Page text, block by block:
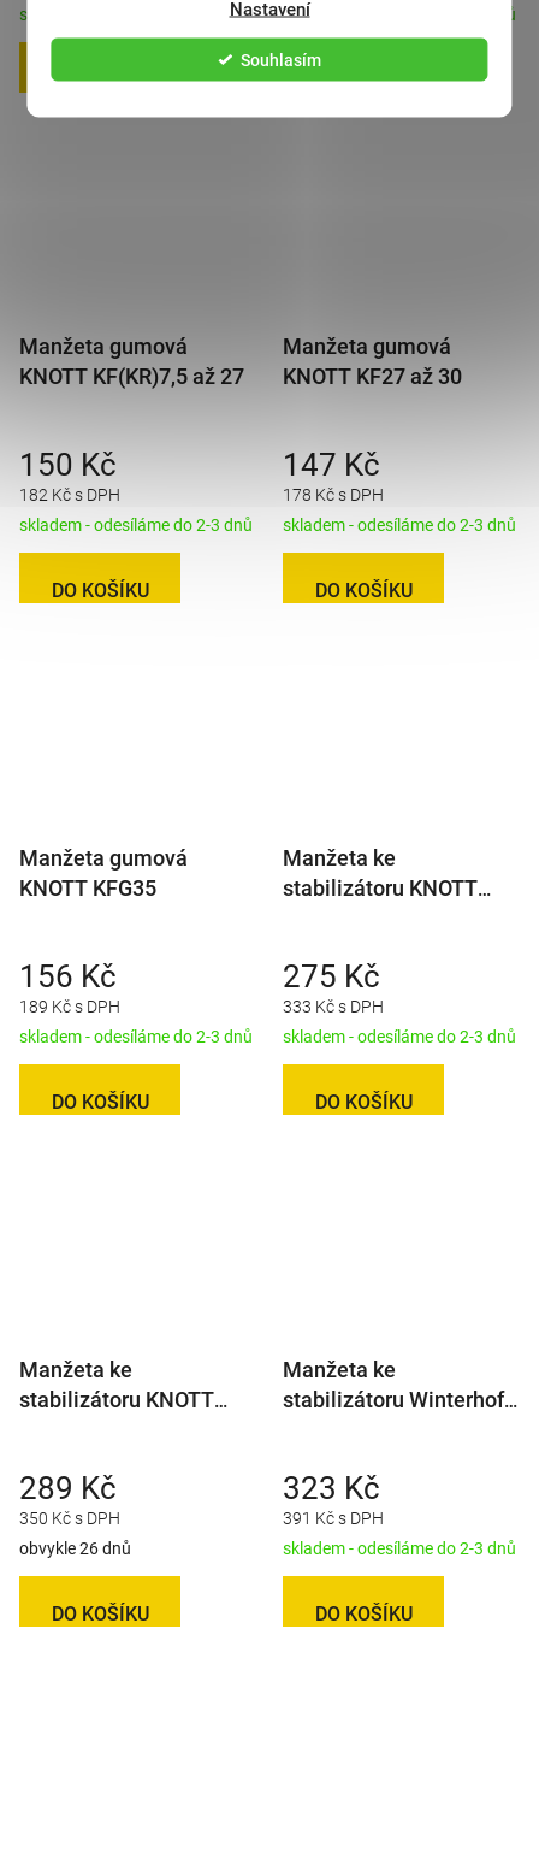
Nastavení
Souhlasím
skladem - odesíláme do 2-3 dnů
DO KOŠÍKU
skladem - odesíláme do 2-3 dnů
DO KOŠÍKU
Manžeta gumová
KNOTT KF(KR)7,5 až 27
182 Kč s DPH
150 Kč
skladem - odesíláme do 2-3 dnů
DO KOŠÍKU
Manžeta gumová
KNOTT KF27 až 30
178 Kč s DPH
147 Kč
skladem - odesíláme do 2-3 dnů
DO KOŠÍKU
Manžeta gumová
KNOTT KFG35
189 Kč s DPH
156 Kč
skladem - odesíláme do 2-3 dnů
DO KOŠÍKU
Manžeta ke
stabilizátoru KNOTT
333 Kč s DPH
275 Kč
skladem - odesíláme do 2-3 dnů
DO KOŠÍKU
Manžeta ke
stabilizátoru KNOTT
350 Kč s DPH
289 Kč
obvykle 26 dnů
DO KOŠÍKU
Manžeta ke
stabilizátoru Winterhoff
391 Kč s DPH
323 Kč
skladem - odesíláme do 2-3 dnů
DO KOŠÍKU